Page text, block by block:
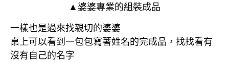
▲婆婆專業的組裝成品
一樣也是過來找親切的婆婆
桌上可以看到一包包寫著姓名的完成品，找找看有
沒有自己的名字